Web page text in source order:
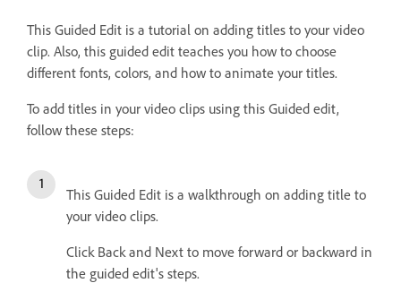
This Guided Edit is a tutorial on adding titles to your video
clip. Also, this guided edit teaches you how to choose
different fonts, colors, and how to animate your titles.
To add titles in your video clips using this Guided edit,
follow these steps:
This Guided Edit is a walkthrough on adding title to
your video clips.
Click Back and Next to move forward or backward in
the guided edit's steps.